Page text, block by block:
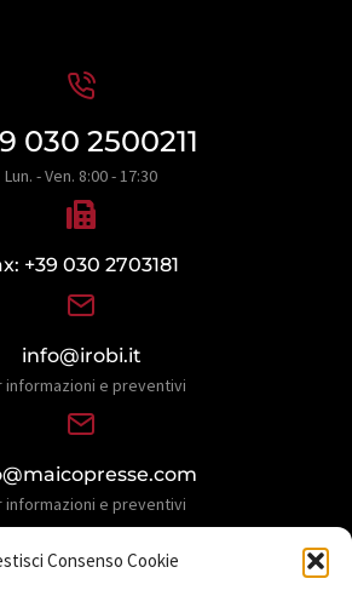
Consenso Cookie
030 2500211
Lun. - Ven. 8:00 - 17:30
+39 030 2703181
info@irobi.it
informazioni e preventivi
informazioni e preventivi